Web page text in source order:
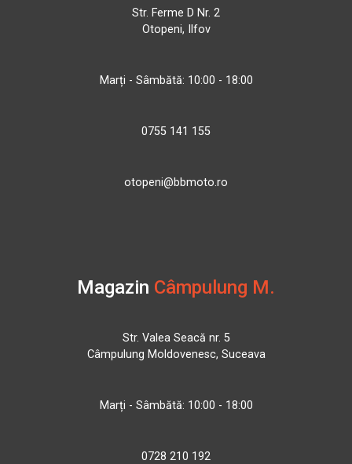
Str. Ferme D Nr. 2
Otopeni, Ilfov
Marți - Sâmbătă: 10:00 - 18:00
0755 141 155
otopeni@bbmoto.ro
Magazin Câmpulung M.
Str. Valea Seacă nr. 5
Câmpulung Moldovenesc, Suceava
Marți - Sâmbătă: 10:00 - 18:00
0728 210 192